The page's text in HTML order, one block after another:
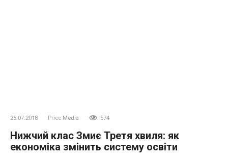
25.07.2018 Price Media 574
Нижчий клас Змиє Третя хвиля: як
економіка змінить систему освіти